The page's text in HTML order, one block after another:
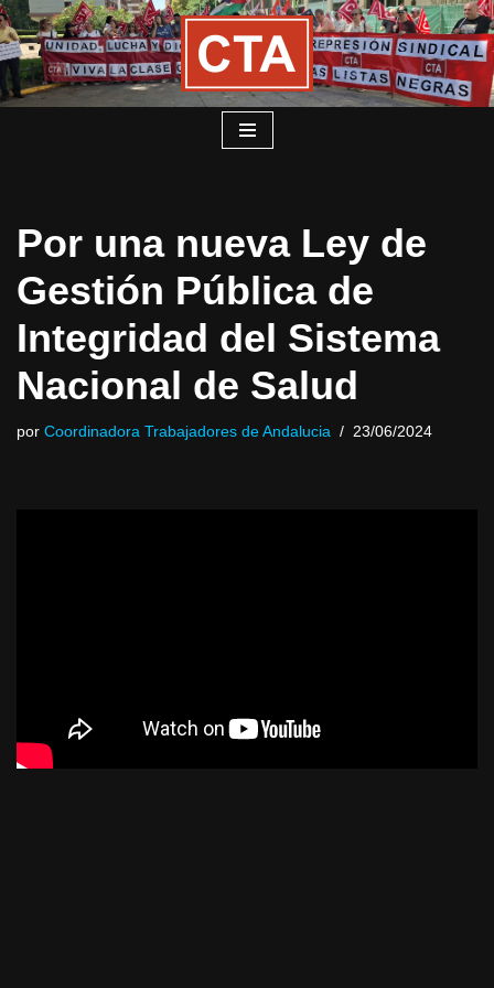
Saltar
al
contenido
Por una nueva Ley de
Gestión Pública de
Integridad del Sistema
Nacional de Salud
por Coordinadora Trabajadores de Andalucia 23/06/2024